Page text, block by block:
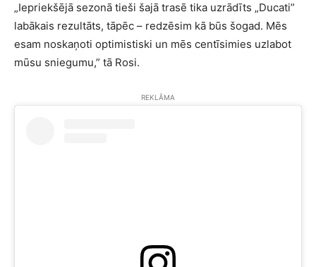
„Iepriekšējā sezonā tieši šajā trasē tika uzrādīts „Ducati”
labākais rezultāts, tāpēc – redzēsim kā būs šogad. Mēs
esam noskaņoti optimistiski un mēs centīsimies uzlabot
mūsu sniegumu,” tā Rosi.
REKLĀMA